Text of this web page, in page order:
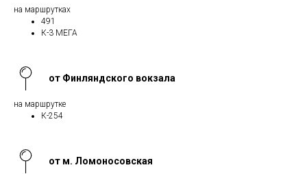
на маршрутках
491
К-3 МЕГА
от Финляндского вокзала
на маршрутке
К-254
от м. Ломоносовская